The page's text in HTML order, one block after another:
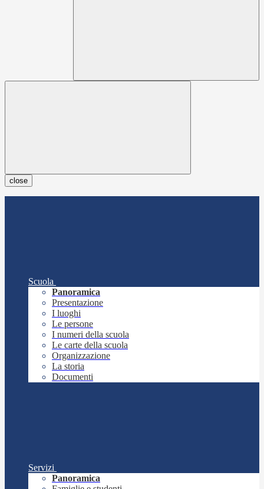
close
Scuola
Panoramica
Presentazione
I luoghi
Le persone
I numeri della scuola
Le carte della scuola
Organizzazione
La storia
Documenti
Servizi
Panoramica